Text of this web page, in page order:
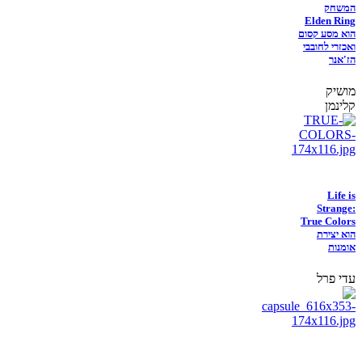
המשחק
Elden Ring
הוא מסע קסום
ואכזרי לחובבי
הז'אנר
מושיק
קלינמן
Life is
Strange:
True Colors
הוא יצירת
אומנות
עדי פרל